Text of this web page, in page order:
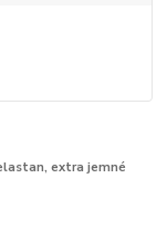
extra jemné